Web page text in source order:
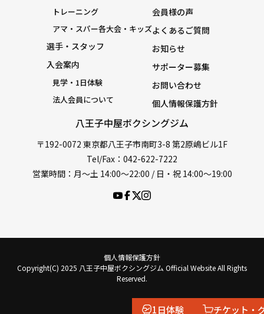
1日体験 チケット・
八王子中屋ボクシングジム
〒192-0072 東京都八王子市南町3-8 第2原嶋ビル1F
Tel/Fax：042-622-7222
営業時間：月〜土 14:00〜22:00 / 日・祝 14:00〜19:00
トレーニング
アマ・スパー各大会・キッズ
選手・スタッフ
入会案内
見学・1日体験
法人会員について
会員様の声
よくあるご質問
お知らせ
サポーター募集
お問い合わせ
個人情報保護方針
個人情報保護方針
Copyright(C) 2025 八王子中屋ボクシングジム Official Website All Rights
Reserved.